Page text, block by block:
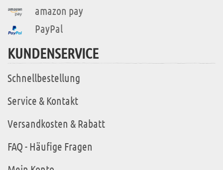
amazon pay
PayPal
KUNDENSERVICE
Schnellbestellung
Service & Kontakt
Versandkosten & Rabatt
FAQ - Häufige Fragen